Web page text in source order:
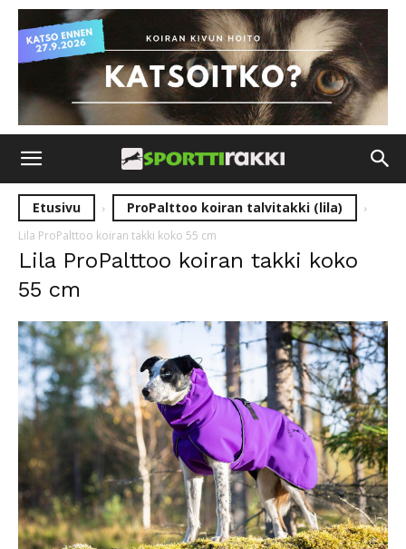
Etusivu ProPalttoo koiran talvitakki (lila)
Lila ProPalttoo koiran takki koko 55 cm
Lila ProPalttoo koiran takki koko
55 cm